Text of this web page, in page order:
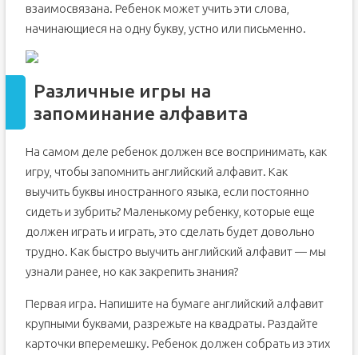
взаимосвязана. Ребенок может учить эти слова,
начинающиеся на одну букву, устно или письменно.
Различные игры на
запоминание алфавита
На самом деле ребенок должен все воспринимать, как
игру, чтобы запомнить английский алфавит. Как
выучить буквы иностранного языка, если постоянно
сидеть и зубрить? Маленькому ребенку, которые еще
должен играть и играть, это сделать будет довольно
трудно. Как быстро выучить английский алфавит — мы
узнали ранее, но как закрепить знания?
Первая игра. Напишите на бумаге английский алфавит
крупными буквами, разрежьте на квадраты. Раздайте
карточки вперемешку. Ребенок должен собрать из этих